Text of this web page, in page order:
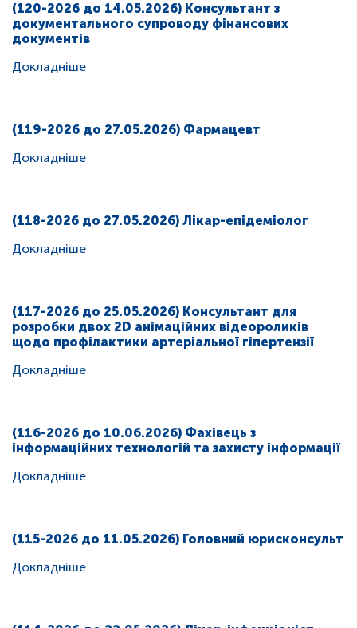
(120-2026 до 14.05.2026) Консультант з
документального супроводу фінансових
документів
Докладніше
(119-2026 до 27.05.2026) Фармацевт
Докладніше
(118-2026 до 27.05.2026) Лікар-епідеміолог
Докладніше
(117-2026 до 25.05.2026) Консультант для
розробки двох 2D анімаційних відеороликів
щодо профілактики артеріальної гіпертензії
Докладніше
(116-2026 до 10.06.2026) Фахівець з
інформаційних технологій та захисту інформації
Докладніше
(115-2026 до 11.05.2026) Головний юрисконсульт
Докладніше